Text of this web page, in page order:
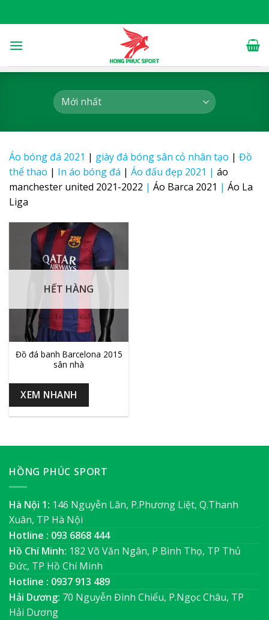
to
Áo bóng đá 2021 | giày đá bóng sân cỏ nhân tạo | Đồ
thể thao | In áo bóng đá | Áo đấu đẹp 2021 | áo
manchester united 2021-2022 | Áo Barca 2021 | Áo La
Liga
HẾT HÀNG
Đồ đá banh Barcelona 2015
sân nhà
XEM NHANH
HỒNG PHÚC SPORT
Hà Nội 1: 146 Nguyễn Lân, P.Phương Liệt, Q.Thanh
Xuân, TP Hà Nội
Hotline : 093 6868 444
Hồ Chí Minh: 182 Võ Văn Ngân, P Bình Thọ, TP Thủ
Đức, TP Hồ Chí Minh
Hotline : 0937 913 489
Hải Dương: 70 Nguyễn Đình Chiểu, P.Ngọc Châu, TP
Hải Dương